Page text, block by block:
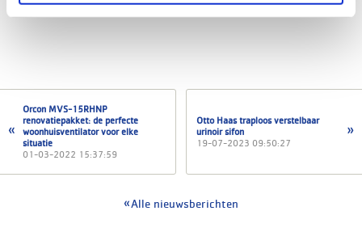
Orcon MVS-15RHNP
renovatiepakket: de perfecte
woonhuisventilator voor elke
situatie
01-03-2022 15:37:59
Otto Haas traploos verstelbaar
urinoir sifon
19-07-2023 09:50:27
Alle nieuwsberichten